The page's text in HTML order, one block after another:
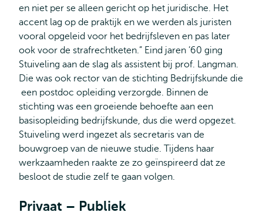
en niet per se alleen gericht op het juridische. Het
accent lag op de praktijk en we werden als juristen
vooral opgeleid voor het bedrijfsleven en pas later
ook voor de strafrechtketen.” Eind jaren ’60 ging
Stuiveling aan de slag als assistent bij prof. Langman.
Die was ook rector van de stichting Bedrijfskunde die
een postdoc opleiding verzorgde. Binnen de
stichting was een groeiende behoefte aan een
basisopleiding bedrijfskunde, dus die werd opgezet.
Stuiveling werd ingezet als secretaris van de
bouwgroep van de nieuwe studie. Tijdens haar
werkzaamheden raakte ze zo geïnspireerd dat ze
besloot de studie zelf te gaan volgen.
Privaat – Publiek